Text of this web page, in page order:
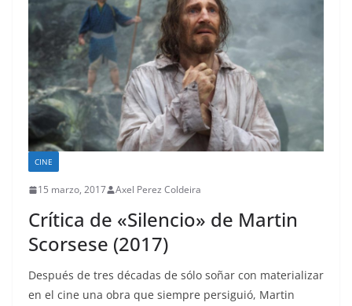
CINE
15 marzo, 2017 Axel Perez Coldeira
Crítica de «Silencio» de Martin
Scorsese (2017)
Después de tres décadas de sólo soñar con materializar
en el cine una obra que siempre persiguió, Martin